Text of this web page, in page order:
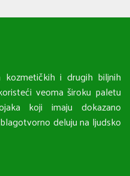
kozmetičkih i drugih biljnih
veoma široku paletu
koji imaju dokazano
deluju na ljudsko